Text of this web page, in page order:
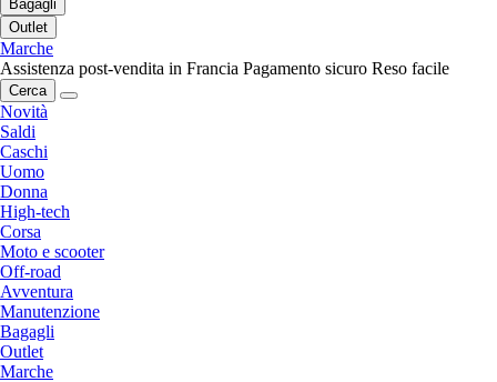
Bagagli
Outlet
Marche
Assistenza post-vendita in Francia Pagamento sicuro Reso facile
Cerca
Novità
Saldi
Caschi
Uomo
Donna
High-tech
Corsa
Moto e scooter
Off-road
Avventura
Manutenzione
Bagagli
Outlet
Marche